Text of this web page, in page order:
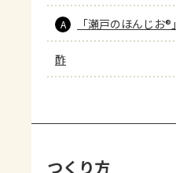
A 「瀬戸のほんじお®」
酢
つくり方